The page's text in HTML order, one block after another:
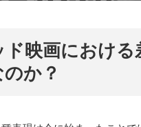
映画における
か？